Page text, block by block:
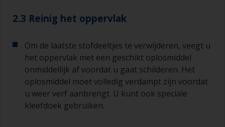
2.3 Reinig het oppervlak
Om de laatste stofdeeltjes te verwijderen, veegt u
het oppervlak met een geschikt oplosmiddel
onmiddellijk af voordat u gaat schilderen. Het
oplosmiddel moet volledig verdampt zijn voordat
u weer verf aanbrengt. U kunt ook speciale
kleefdoek gebruiken.